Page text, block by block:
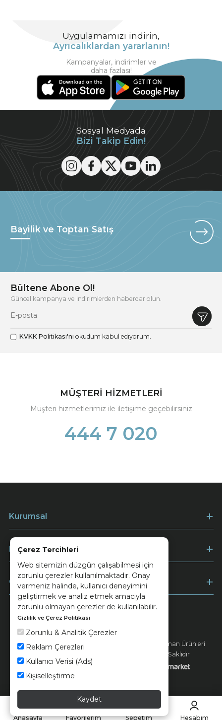
Çerez Tercihleri
Web sitemizin düzgün çalışabilmesi için
zorunlu çerezler kullanılmaktadır. Onay
vermeniz halinde, kullanıcı deneyimini
geliştirmek ve analiz etmek amacıyla
zorunlu olmayan çerezler de kullanılabilir.
Gizlilik ve Çerez Politikası
Zorunlu & Analitik Çerezler
Reklam Çerezleri
Kullanıcı Verisi (Ads)
Kişiselleştirme
Kaydet
Sosyal Medyada
Bizi Takip Edin!
Uygulamamızı indirin,
Ayrıcalıklardan yararlanın!
Kampanyalar, indirimler ve
daha fazlası!
Bayilik ve Toptan Satış
Bültene Abone Ol!
Güncel kampanya ve indirimlerden haberdar olun.
KVKK Politikası'nı okudum kabul ediyorum.
MÜŞTERİ HİZMETLERİ
Müşteri hizmetlerimiz ile iletişime geçebilirsiniz
444 7 020
Kurumsal
Müşteri Hizmetleri
Ödeme
© 2026 Ünsa Madencilik Turizm Enerji Seramik Orman Ürünleri
Elektrik Üretim San. ve Tic. A.Ş. - Tüm Hakları Saklıdır
Anasayfa Favorilerim Sepetim Hesabım